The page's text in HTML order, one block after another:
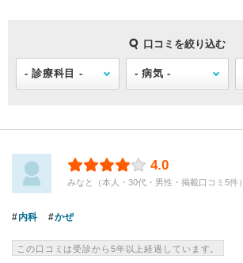
口コミを絞り込む
4.0
みなと（本人・30代・男性・掲載口コミ5件）
内科 かぜ
この口コミは受診から5年以上経過しています。